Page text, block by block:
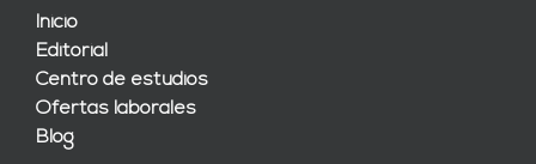
Inicio
Editorial
Centro de estudios
Ofertas laborales
Blog